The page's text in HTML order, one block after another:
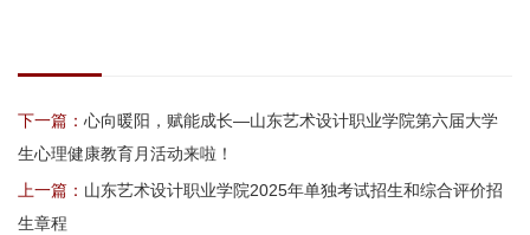
下一篇： 心向暖阳，赋能成长—山东艺术设计职业学院第六届大学
生心理健康教育月活动来啦！
上一篇： 山东艺术设计职业学院2025年单独考试招生和综合评价招
生章程